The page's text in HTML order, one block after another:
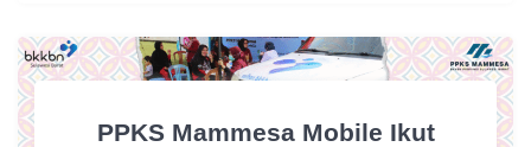
PPKS Mammesa Mobile Ikut